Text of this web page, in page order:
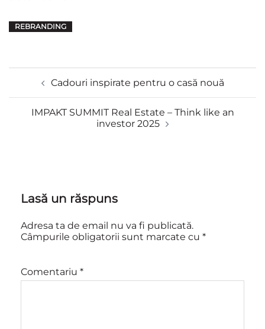
REBRANDING
Navigare
articole
Cadouri inspirate pentru o casă nouă
IMPAKT SUMMIT Real Estate – Think like an
investor 2025
Lasă un răspuns
Adresa ta de email nu va fi publicată.
Câmpurile obligatorii sunt marcate cu *
Comentariu *